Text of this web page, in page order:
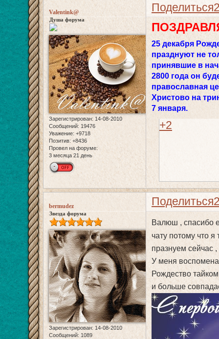
Поделиться
Valentink@
Душа форума
Зарегистрирован: 14-08-2010
Сообщений: 19476
Уважение: +9718
Позитив: +8436
Провел на форуме:
3 месяца 21 день
25 декабря
празднуют не
принявшие в
2800 года он
православная
Христово на
7 января.
+2
Поделиться
bermudez
Звезда форума
Зарегистрирован: 14-08-2010
Сообщений: 1089
Валюш , спасибо
чату потому что
празнуем сейчас
У меня
Рождество
и больше